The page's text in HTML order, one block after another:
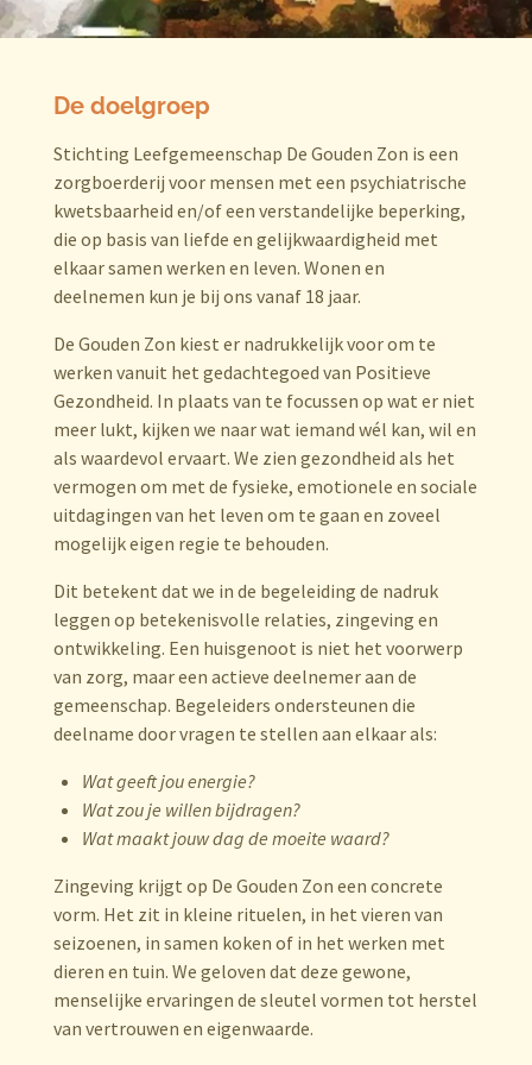
De doelgroep
Stichting Leefgemeenschap De Gouden Zon is een
zorgboerderij voor mensen met een psychiatrische
kwetsbaarheid en/of een verstandelijke beperking,
die op basis van liefde en gelijkwaardigheid met
elkaar samen werken en leven. Wonen en
deelnemen kun je bij ons vanaf 18 jaar.
De Gouden Zon kiest er nadrukkelijk voor om te
werken vanuit het gedachtegoed van Positieve
Gezondheid. In plaats van te focussen op wat er niet
meer lukt, kijken we naar wat iemand wél kan, wil en
als waardevol ervaart. We zien gezondheid als het
vermogen om met de fysieke, emotionele en sociale
uitdagingen van het leven om te gaan en zoveel
mogelijk eigen regie te behouden.
Dit betekent dat we in de begeleiding de nadruk
leggen op betekenisvolle relaties, zingeving en
ontwikkeling. Een huisgenoot is niet het voorwerp
van zorg, maar een actieve deelnemer aan de
gemeenschap. Begeleiders ondersteunen die
deelname door vragen te stellen aan elkaar als:
Wat geeft jou energie?
Wat zou je willen bijdragen?
Wat maakt jouw dag de moeite waard?
Zingeving krijgt op De Gouden Zon een concrete
vorm. Het zit in kleine rituelen, in het vieren van
seizoenen, in samen koken of in het werken met
dieren en tuin. We geloven dat deze gewone,
menselijke ervaringen de sleutel vormen tot herstel
van vertrouwen en eigenwaarde.